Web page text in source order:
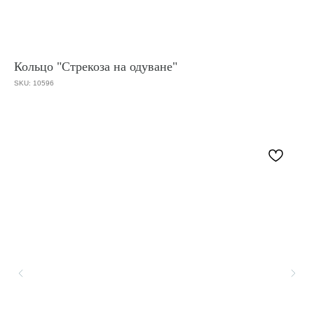
Кольцо "Стрекоза на одуване"
SKU: 10596